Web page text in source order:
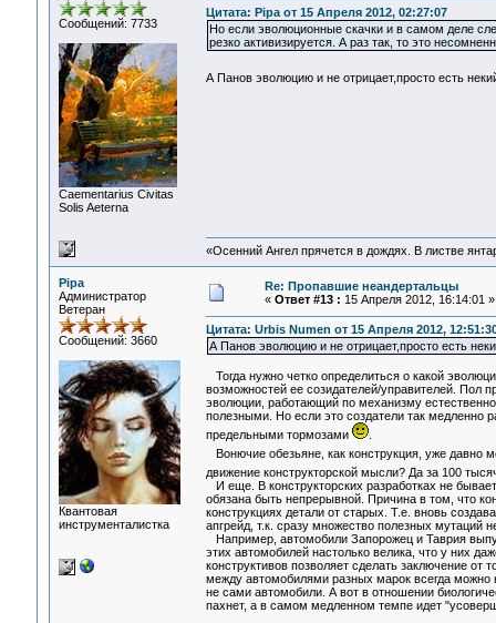
Сообщений: 7733
Сaementarius Civitas
Solis Aeterna
Цитата: Pipa от 15 Апреля 2012, 02:27:07
Но если эволюционные скачки и в самом деле
резко активизируется. А раз так, то это
А Панов эволюцию и не отрицает,просто есть
«Осенний Ангел прячется в дождях. В листве
Pipa
Администратор
Ветеран
Сообщений: 3660
Квантовая
инструменталистка
Re: Пропавшие неандертальцы
« Ответ #13 : 15 Апреля 2012, 16:14:01 »
Цитата: Urbis Numen от 15 Апреля 2012,
А Панов эволюцию и не отрицает,просто есть
Тогда нужно четко определиться о какой
возможностей ее созидателей/управителей. Пол
эволюции, работающий по механизму
полезными. Но если это создатели так медленно
предельными тормозами
.
Вонючие обезьяне, как конструкция, уже давно
движение конструкторской мысли? Да за 100
И еще. В конструкторских разработках не
обязана быть непрерывной. Причина в том, что
конструкциях детали от старых. Т.е. вновь
апгрейд, т.к. сразу множество полезных мутаций
Например, автомобили Запорожец и Таврия
этих автомобилей настолько велика, что у них
конструктивов позволяет сделать заключение
между автомобилями разных марок всегда можно
не сами автомобили. А вот в отношении
пахнет, а в самом медленном темпе идет